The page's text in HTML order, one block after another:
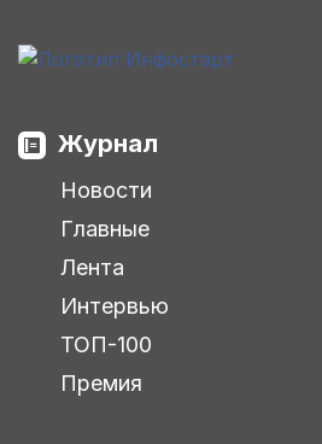
Журнал
Новости
Главные
Лента
Интервью
ТОП-100
Премия